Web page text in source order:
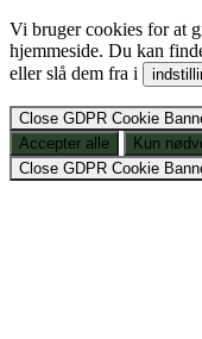
Vi bruger cookies for at
hjemmeside. Du kan
eller slå dem fra i
Close GDPR Cookie
Accepter alle
Kun
Close GDPR Cookie